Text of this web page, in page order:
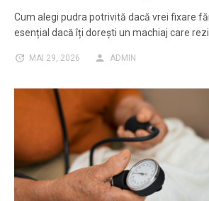
Cum alegi pudra potrivită dacă vrei fixare
esențial dacă îți dorești un machiaj care
MAI 29, 2026 ADMIN